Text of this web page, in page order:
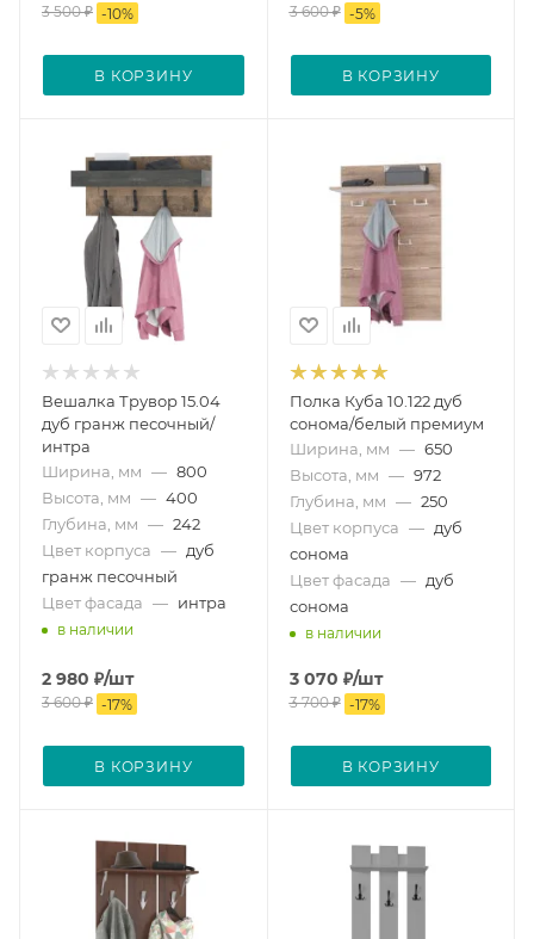
3 500₽ -10%
В КОРЗИНУ
3 600₽ -5%
В КОРЗИНУ
Вешалка Трувор 15.04
дуб гранж песочный/
интра
Ширина, мм — 800
Высота, мм — 400
Глубина, мм — 242
Цвет корпуса — дуб
гранж песочный
Цвет фасада — интра
в наличии
2 980 ₽/шт
3 600₽ -17%
В КОРЗИНУ
Полка Куба 10.122 дуб
сонома/белый премиум
Ширина, мм — 650
Высота, мм — 972
Глубина, мм — 250
Цвет корпуса — дуб
сонома
Цвет фасада — дуб
сонома
в наличии
3 070 ₽/шт
3 700₽ -17%
В КОРЗИНУ